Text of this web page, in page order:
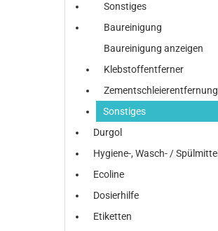
Sonstiges
Baureinigung
Baureinigung anzeigen
Klebstoffentferner
Zementschleierentfernung
Sonstiges
Durgol
Hygiene-, Wasch- / Spülmittel
Ecoline
Dosierhilfe
Etiketten